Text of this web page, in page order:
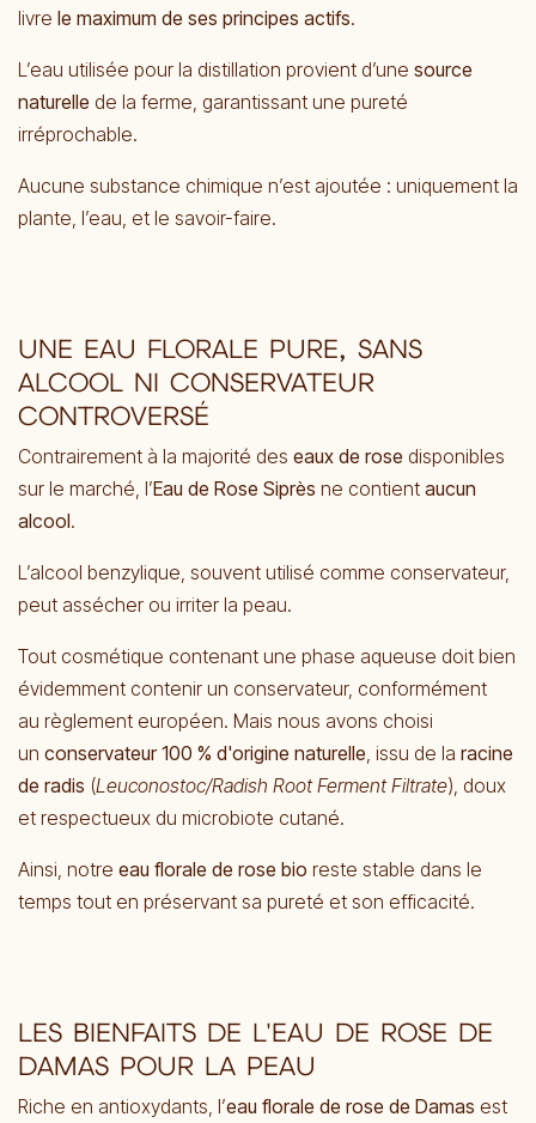
livre le maximum de ses principes actifs.
L’eau utilisée pour la distillation provient d’une source
naturelle de la ferme, garantissant une pureté
irréprochable.
Aucune substance chimique n’est ajoutée : uniquement la
plante, l’eau, et le savoir-faire.
UNE EAU FLORALE PURE, SANS
ALCOOL NI CONSERVATEUR
CONTROVERSÉ
Contrairement à la majorité des eaux de rose disponibles
sur le marché, l’Eau de Rose Siprès ne contient aucun
alcool.
L’alcool benzylique, souvent utilisé comme conservateur,
peut assécher ou irriter la peau.
Tout cosmétique contenant une phase aqueuse doit bien
évidemment contenir un conservateur, conformément
au règlement européen. Mais nous avons choisi
un conservateur 100 % d'origine naturelle, issu de la racine
de radis (Leuconostoc/Radish Root Ferment Filtrate), doux
et respectueux du microbiote cutané.
Ainsi, notre eau florale de rose bio reste stable dans le
temps tout en préservant sa pureté et son efficacité.
LES BIENFAITS DE L'EAU DE ROSE DE
DAMAS POUR LA PEAU
Riche en antioxydants, l’eau florale de rose de Damas est